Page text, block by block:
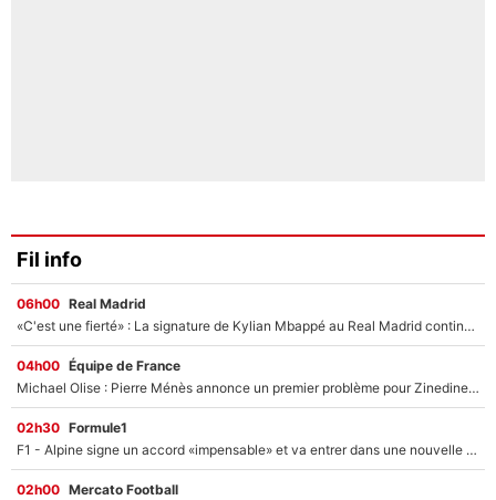
Fil info
06h00 Real Madrid
«C'est une fierté» : La signature de Kylian Mbappé au Real Madrid continue de régaler l'Espagne
04h00 Équipe de France
Michael Olise : Pierre Ménès annonce un premier problème pour Zinedine Zidane en équipe de France
02h30 Formule1
F1 - Alpine signe un accord «impensable» et va entrer dans une nouvelle dimension : Grande nouvelle pour Pierre Gasly !
02h00 Mercato Football